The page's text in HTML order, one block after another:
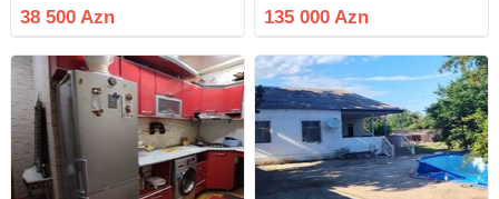
Narkoloji dinpanseriy yaxinliqinda
1 sotun icində 3 otaqli zal studiyali
həyət
38 500 Azn
yeni tikili binada 3 otaqlı, 80 m²
mənzil satılır. Mənzil 4 mərtəbəli
135 000 Azn